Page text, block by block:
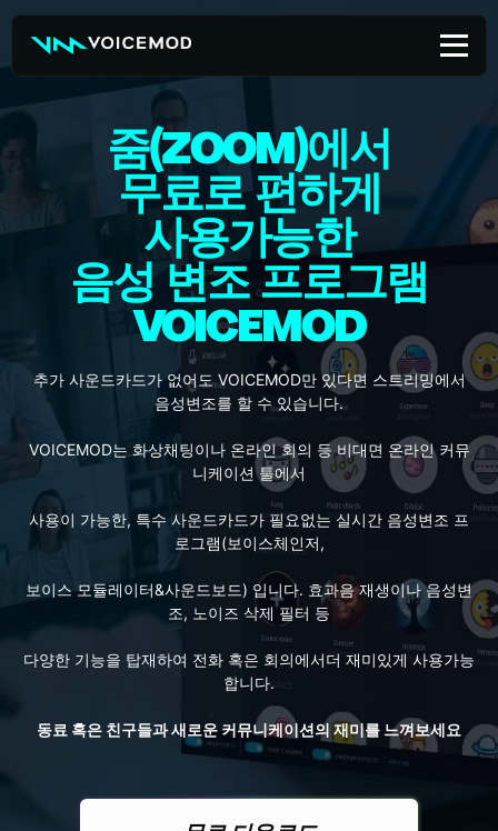
content
줌(ZOOM)에서
무료로 편하게
사용가능한
음성 변조 프로그램
VOICEMOD
추가 사운드카드가 없어도 VOICEMOD만 있다면 스트리밍에서
음성변조를 할 수 있습니다.
VOICEMOD는 화상채팅이나 온라인 회의 등 비대면 온라인 커뮤
니케이션 툴에서
사용이 가능한, 특수 사운드카드가 필요없는 실시간 음성변조 프
로그램(보이스체인저,
보이스 모듈레이터&사운드보드) 입니다. 효과음 재생이나 음성변
조, 노이즈 삭제 필터 등
다양한 기능을 탑재하여 전화 혹은 회의에서더 재미있게 사용가능
합니다.
동료 혹은 친구들과 새로운 커뮤니케이션의 재미를 느껴보세요